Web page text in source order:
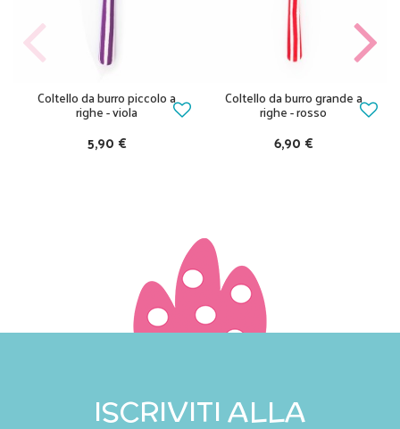
Coltello da burro piccolo a
righe - viola
5,90 €
Coltello da burro grande a
righe - rosso
6,90 €
ISCRIVITI ALLA